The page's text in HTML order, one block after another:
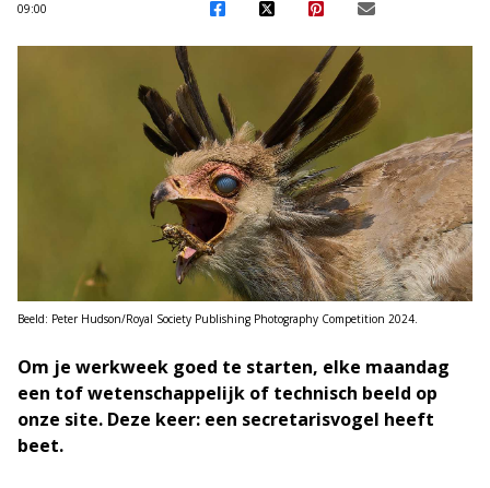
09:00
Beeld: Peter Hudson/Royal Society Publishing Photography Competition 2024.
Om je werkweek goed te starten, elke maandag
een tof wetenschappelijk of technisch beeld op
onze site. Deze keer: een secretarisvogel heeft
beet.